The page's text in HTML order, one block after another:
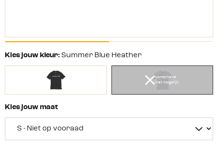
Kies jouw kleur: Summer Blue Heather
combinatie
niet mogelijk
Kies jouw maat